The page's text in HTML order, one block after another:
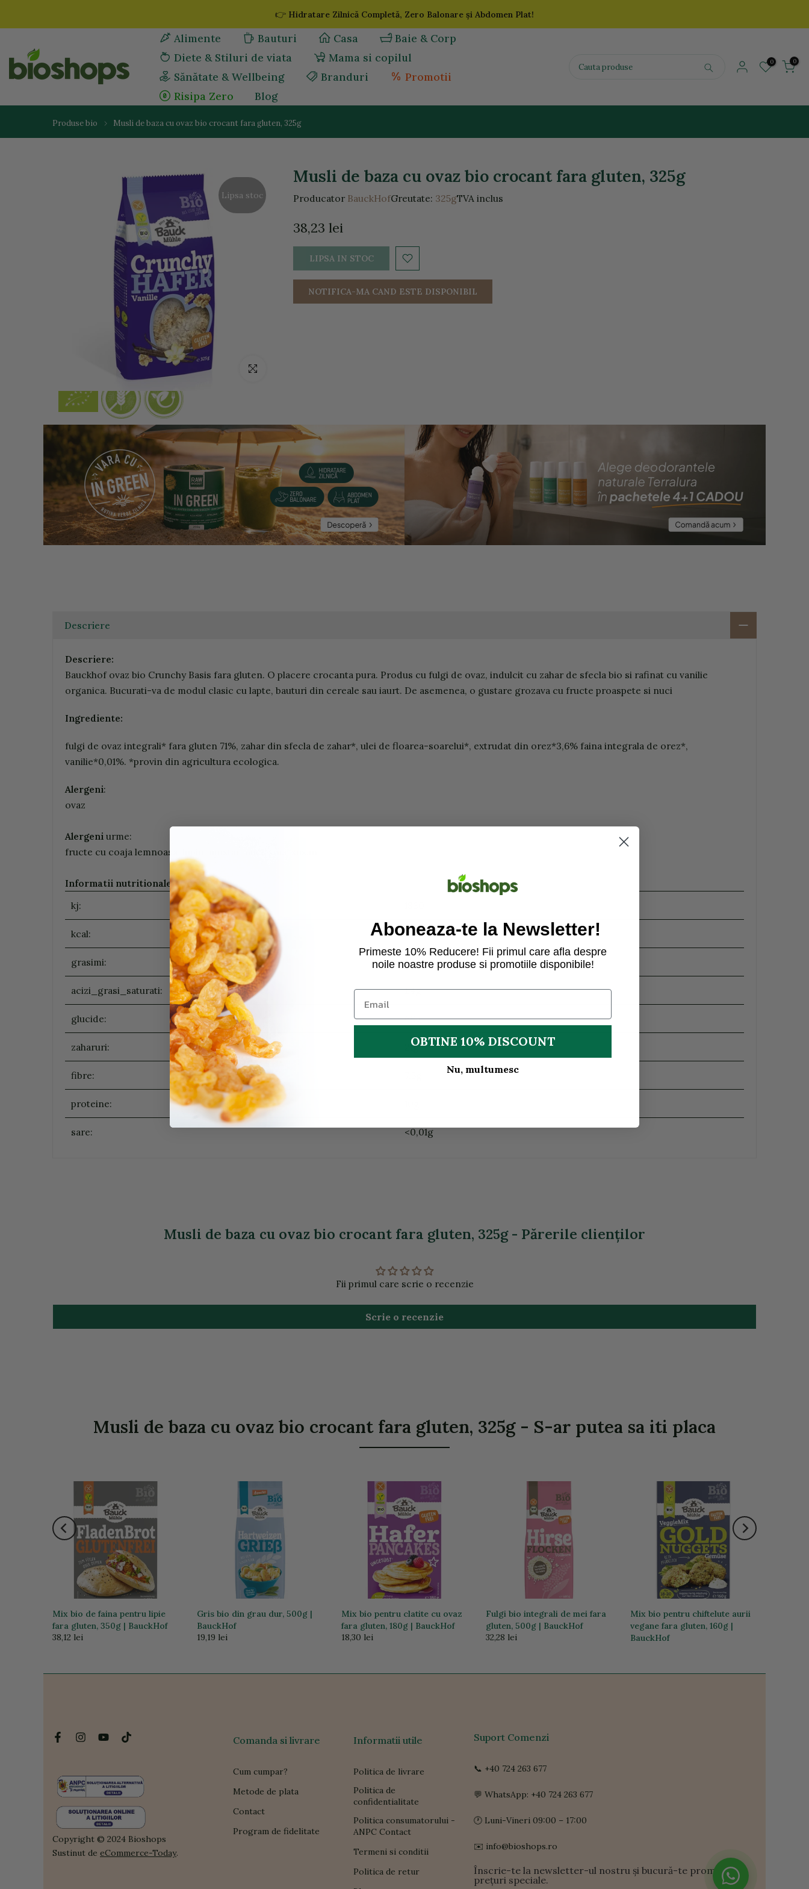
la
👉 Hidratare Zilnică Completă, Zero Balonare și Abdomen Plat!
Alimente Bauturi Casa
Baie & Corp
Diete & Stiluri de viata
Mama si copilul
Sănătate & Wellbeing
Branduri
Promotii
Risipa Zero
Blog
0 0
Produse bio Musli de baza cu ovaz bio crocant fara gluten, 325g
Lipsa stoc
Click pentru a mari
Musli de baza cu ovaz bio crocant fara gluten, 325g
Producator BauckHofGreutate: 325gTVA inclus
38,23 lei
LIPSA IN STOC
NOTIFICA-MA CAND ESTE DISPONIBIL
Descriere
Descriere:
Bauckhof ovaz bio Crunchy Basis fara gluten. O placere crocanta pura. Produs cu fulgi de ovaz, indulcit cu zahar de sfecla bio si rafinat cu vanilie
organica. Bucurati-va de modul clasic cu lapte, bauturi din cereale sau iaurt. De asemenea, o gustare grozava cu fructe proaspete si nuci
Ingrediente:
fulgi de ovaz integrali* fara gluten 71%, zahar din sfecla de zahar*, ulei de floarea-soarelui*, extrudat din orez*3,6% faina integrala de orez*,
vanilie*0,01%. *provin din agricultura ecologica.
Alergeni:
ovaz
Alergeni urme:
fructe cu coaja lemnoasa, lupin, mustar, nuci, soia, susan
Informatii nutritionale (100g/ ml):
kj:
kcal: 435
grasimi: 12g
acizi_grasi_saturati: 1,4g
glucide: 68g
zaharuri: 21g
fibre:
proteine:
sare: <0,01g
Musli de baza cu ovaz bio crocant fara gluten, 325g - Părerile clienţilor
Fii primul care scrie o recenzie
Scrie o recenzie
Musli de baza cu ovaz bio crocant fara gluten, 325g - S-ar putea sa iti placa
Mix bio de faina pentru lipie
fara gluten, 350g | BauckHof
38,12 lei
Gris bio din grau dur, 500g |
BauckHof
19,19 lei
Mix bio pentru clatite cu ovaz
fara gluten, 180g | BauckHof
18,30 lei
Fulgi bio integrali de mei fara
gluten, 500g | BauckHof
32,28 lei
Mix bio pentru chiftelute aurii
vegane fara gluten, 160g |
BauckHof
Copyright © 2024 Bioshops
Sustinut de eCommerce-Today.
Comanda si livrare
Cum cumpar?
Metode de plata
Contact
Program de fidelitate
Informatii utile
Politica de livrare
Politica de
confidentialitate
Politica consumatorului -
ANPC Contact
Termeni si conditii
Politica de retur
Suport Comenzi
📞 +40 724 263 677
💬 WhatsApp: +40 724 263 677
🕐 Luni-Vineri 09:00 – 17:00
✉️ info@bioshops.ro
Înscrie-te la newsletter-ul nostru și bucură-te promoții și
prețuri speciale.
Aboneaza-te la Newsletter!
Primeste 10% Reducere! Fii primul care afla despre
noile noastre produse si promotiile disponibile!
OBTINE 10% DISCOUNT
Nu, multumesc